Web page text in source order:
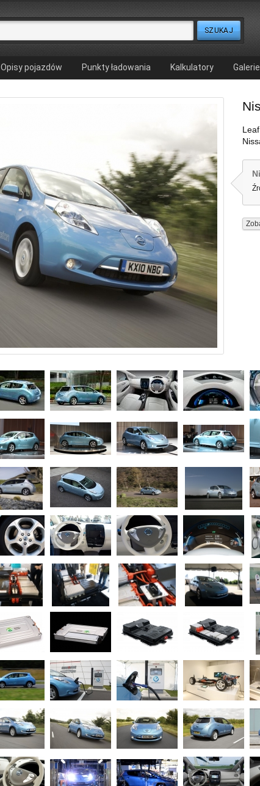
Opisy pojazdów Punkty ładowania Kalkulatory Galerie